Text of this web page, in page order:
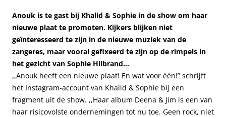
Anouk is te gast bij Khalid & Sophie in de show om haar
nieuwe plaat te promoten. Kijkers blijken niet
geïnteresseerd te zijn in de nieuwe muziek van de
zangeres, maar vooral gefixeerd te zijn op de rimpels in
het gezicht van Sophie Hilbrand…
,,Anouk heeft een nieuwe plaat! En wat voor één!” schrijft
het Instagram-account van Khalid & Sophie bij een
fragment uit de show. ,,Haar album Deena & Jim is een van
haar risicovolste ondernemingen tot nu toe. Geen rock, niet